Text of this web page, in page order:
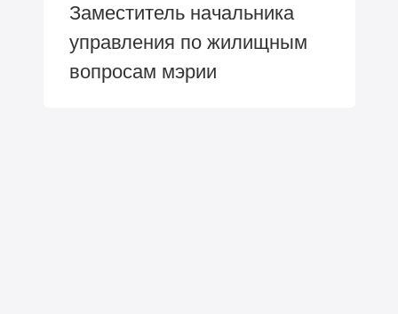
Заместитель начальника
управления по жилищным
вопросам мэрии